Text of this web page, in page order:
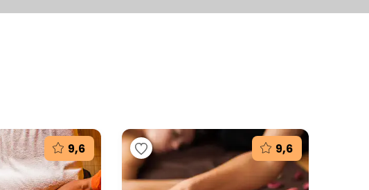
9,6 9,6